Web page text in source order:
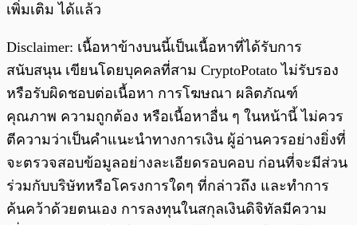
เพิ่มเติม ได้แล้ว
Disclaimer: เนื้อหาข้างบนนี้เป็นเนื้อหาที่ได้รับการ
สนับสนุน เขียนโดยบุคคลที่สาม CryptoPotato ไม่รับรอง
หรือรับผิดชอบต่อเนื้อหา การโฆษณา ผลิตภัณฑ์
คุณภาพ ความถูกต้อง หรือเนื้อหาอื่น ๆ ในหน้านี้ ไม่ควร
ตีความว่าเป็นคำแนะนำทางการเงิน ผู้อ่านควรอย่างยิ่งที่
จะตรวจสอบข้อมูลอย่างละเอียดรอบคอบ ก่อนที่จะมีส่วน
ร่วมกับบริษัทหรือโครงการใดๆ ที่กล่าวถึง และทำการ
ค้นคว้าด้วยตนเอง การลงทุนในสกุลเงินดิจิทัลมีความ